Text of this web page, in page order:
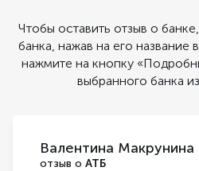
Чтобы оставить отзыв о
банка, нажав на его
нажмите на кнопку
выбранного банка
Валентина Макрунина
отзыв о АТБ